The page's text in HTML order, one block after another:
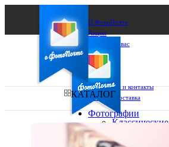
О ФотоПочте
Акции
Сделаем за вас
Бизнесу
FAQ
Франшиза
Поддержка и контакты
Оплата и доставка
Ваш город:
КАТАЛОГ
Фотографии
Классические